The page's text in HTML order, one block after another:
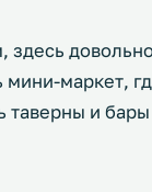
мини-маркет,
таверны и